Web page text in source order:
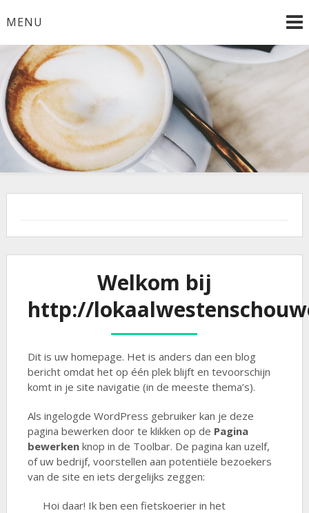
naar
inhoud
MENU
Welkom bij
http://
Dit is uw homepage. Het is anders dan een blog
bericht omdat het op één plek blijft en tevoorschijn
komt in je site navigatie (in de meeste thema’s).
Als ingelogde WordPress gebruiker kan je deze
pagina bewerken door te klikken op de Pagina
bewerkenknop in de Toolbar. De pagina kan uzelf,
of uw bedrijf, voorstellen aan potentiële bezoekers
van de site en iets dergelijks zeggen:
Hoi daar! Ik ben een fietskoerier in het